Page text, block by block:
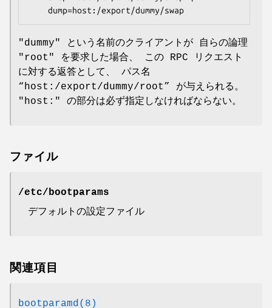
	dump=host:/export/dummy/swap
"dummy" という名前のクライアントが 自らの論理
"root" を要求した場合、 この RPC リクエスト
に対する返答として、 パス名
“ host:/export/dummy/root” が与えられる。
"host:" の部分は必ず指定しなければならない。
ファイル
/etc/bootparams
デフォルトの設定ファイル
関連項目
bootparamd(8)